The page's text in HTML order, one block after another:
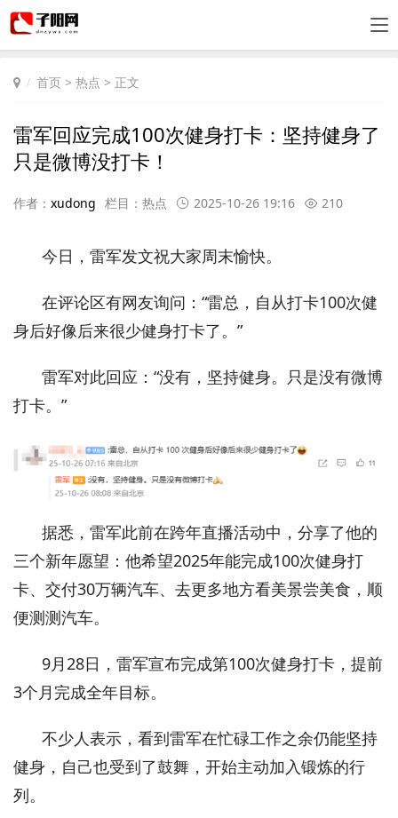
首页 > 热点 > 正文
雷军回应完成100次健身打卡：坚持健身了
只是微博没打卡！
作者： xudong 栏目： 热点 2025-10-26 19:16 210
今日，雷军发文祝大家周末愉快。
在评论区有网友询问：“雷总，自从打卡100次健
身后好像后来很少健身打卡了。”
雷军对此回应：“没有，坚持健身。只是没有微博
打卡。”
据悉，雷军此前在跨年直播活动中，分享了他的
三个新年愿望：他希望2025年能完成100次健身打
卡、交付30万辆汽车、去更多地方看美景尝美食，顺
便测测汽车。
9月28日，雷军宣布完成第100次健身打卡，提前
3个月完成全年目标。
不少人表示，看到雷军在忙碌工作之余仍能坚持
健身，自己也受到了鼓舞，开始主动加入锻炼的行
列。